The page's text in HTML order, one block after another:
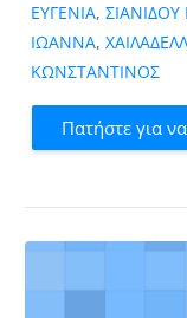
ΕΥΓΕΝΙΑ,
ΙΩΑΝΝΑ,
ΚΩΝΣΤΑΝΤΙΝΟΣ
Πατήστε για